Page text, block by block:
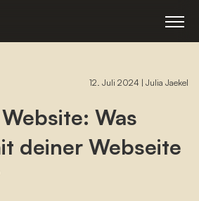
12. Juli 2024 | Julia Jaekel
Was
deiner Webseite